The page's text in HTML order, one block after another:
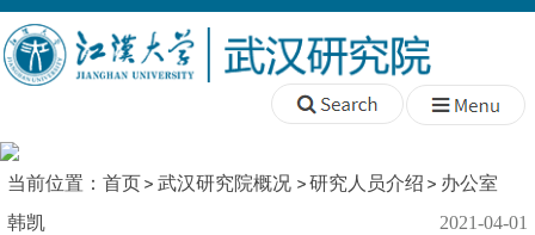
当前位置： 首页 武汉研究院概况 研究人员介绍
办公室
韩凯
2021-04-01